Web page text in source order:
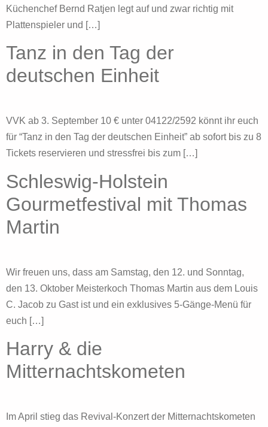
Küchenchef Bernd Ratjen legt auf und zwar richtig mit
Plattenspieler und […]
Tanz in den Tag der
deutschen Einheit
VVK ab 3. September 10 € unter 04122/2592 könnt ihr euch
für “Tanz in den Tag der deutschen Einheit” ab sofort bis zu 8
Tickets reservieren und stressfrei bis zum […]
Schleswig-Holstein
Gourmetfestival mit Thomas
Martin
Wir freuen uns, dass am Samstag, den 12. und Sonntag,
den 13. Oktober Meisterkoch Thomas Martin aus dem Louis
C. Jacob zu Gast ist und ein exklusives 5-Gänge-Menü für
euch […]
Harry & die
Mitternachtskometen
Im April stieg das Revival-Konzert der Mitternachtskometen